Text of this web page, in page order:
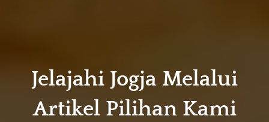
Jelajahi Jogja Melalui
Artikel Pilihan Kami